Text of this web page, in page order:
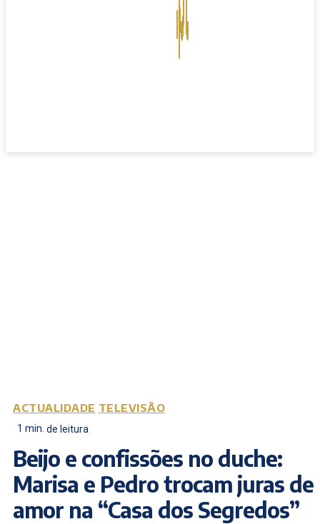
ACTUALIDADE TELEVISÃO
1 min. de leitura
Beijo e confissões no duche:
Marisa e Pedro trocam juras de
amor na “Casa dos Segredos”